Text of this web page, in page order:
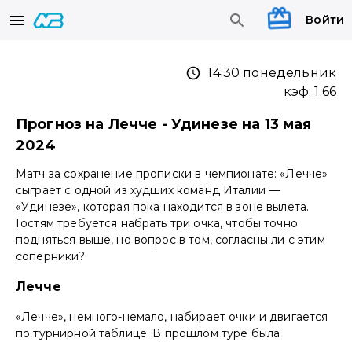
Войти
14:30 понедельник
кэф:1.66
Прогноз на Лечче - Удинезе на 13 мая
2024
Матч за сохранение прописки в чемпионате: «Лечче»
сыграет с одной из худших команд Италии —
«Удинезе», которая пока находится в зоне вылета.
Гостям требуется набрать три очка, чтобы точно
подняться выше, но вопрос в том, согласны ли с этим
соперники?
Лечче
«Лечче», немного-немало, набирает очки и двигается
по турнирной таблице. В прошлом туре была